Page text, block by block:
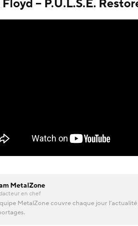
Floyd – P.U.L.S.E.
MetalZone
en chef
MetalZone couvre chaque jour